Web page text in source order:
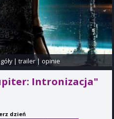
|trailer|opinie
Intronizacja"
dzień